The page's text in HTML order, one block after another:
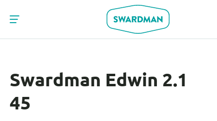
Swardman Edwin 2.1
45